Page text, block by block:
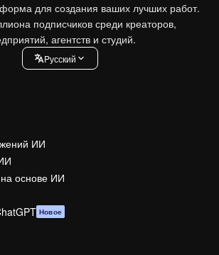
для создания ваших лучших работ.
подписчиков среди креаторов,
агентств и студий.
Pусский
ИИ
основе ИИ
Новое